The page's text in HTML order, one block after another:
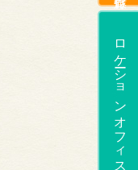
ロケーションオフィス